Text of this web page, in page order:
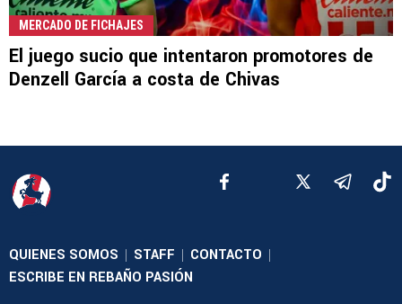
MERCADO DE FICHAJES
El juego sucio que intentaron promotores de
Denzell García a costa de Chivas
QUIENES SOMOS | STAFF | CONTACTO |
ESCRIBE EN REBAÑO PASIÓN